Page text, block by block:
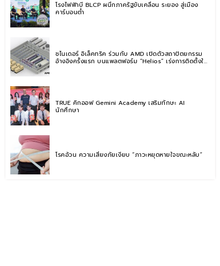
โรงไฟฟ้าบี BLCP ผนึกภาครัฐขับเคลื่อน ระยอง สู่เมือง
คาร์บอนต่ำ
ชไนเดอร์ อิเล็คทริค ร่วมกับ AMD เปิดตัวสถาปัตยกรรม
อ้างอิงครั้งแรก บนแพลตฟอร์ม “Helios” เร่งการติดตั้งใช้
TRUE คิกออฟ Gemini Academy เสริมทักษะ AI
นักศึกษา
โรคอ้วน ความเสี่ยงภัยเงียบ “ภาวะหยุดหายใจขณะหลับ”